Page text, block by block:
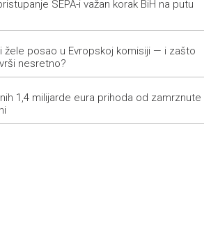
maintains an open dialogue with all
BiH
Britanije ostaje u MotoGP kalendaru do
ljevica i desnica ujedinjene protiv
SP 2030.
SEPA-i važan korak BiH na putu
žele posao u Evropskoj komisiji — i zašto
nesretno?
1,4 milijarde eura prihoda od zamrznute